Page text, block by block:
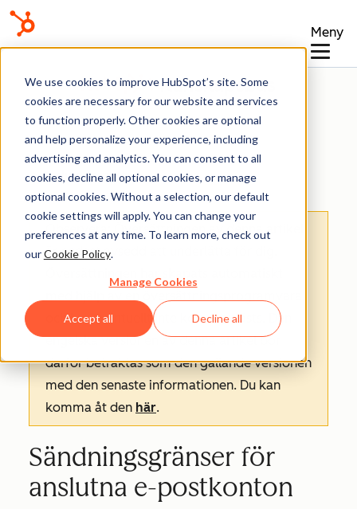
We use cookies to improve HubSpot’s site. Some
cookies are necessary for our website and services
to function properly. Other cookies are optional
and help personalize your experience, including
advertising and analytics. You can consent to all
cookies, decline all optional cookies, or manage
optional cookies. Without a selection, our default
cookie settings will apply. You can change your
preferences at any time. To learn more, check out
ourCookie Policy.
Manage Cookies
Accept all Decline all
Meny
Kunskapsbas
Ansluten e-post
Observera: Översättningen av denna artikel
är endast avsedd att underlätta för dig.
och har eventuellt inte korrekturlästs. Den
engelska versionen av denna artikel bör
därför betraktas som den gällande versionen
med den senaste informationen. Du kan
komma åt den här.
Sändningsgränser för
anslutna e-postkonton